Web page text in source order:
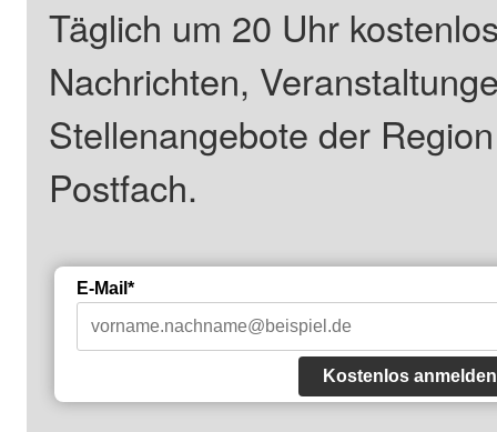
Täglich um 20 Uhr
Nachrichten,
Stellenangebote der
Postfach.
E-Mail*
Kostenlos anmelden